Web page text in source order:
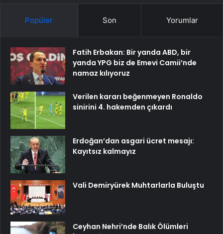
Popüler Son Yorumlar
Fatih Erbakan: Bir yanda ABD, bir
yanda YPG biz de Emevi Camii’nde
namaz kılıyoruz
Verilen kararı beğenmeyen Ronaldo
sinirini 4. hakemden çıkardı
Erdoğan’dan asgari ücret mesajı:
Kayıtsız kalmayız
Vali Demiryürek Muhtarlarla Buluştu
Ceyhan Nehri’nde Balık Ölümleri